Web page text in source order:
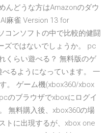
んどうな方はAmazonのダウ
麻雀 Version 13 for
コンソフトの中で比較的健闘
ズではないでしょうか。 pc
くらい遊べる？ 無料版のゲ
るようになっています。 一
。 ゲーム機(xbox360/xbox
のブラウザでxboxにログイ
無料購入後、xbox360の場
トに出現するが、xbox one